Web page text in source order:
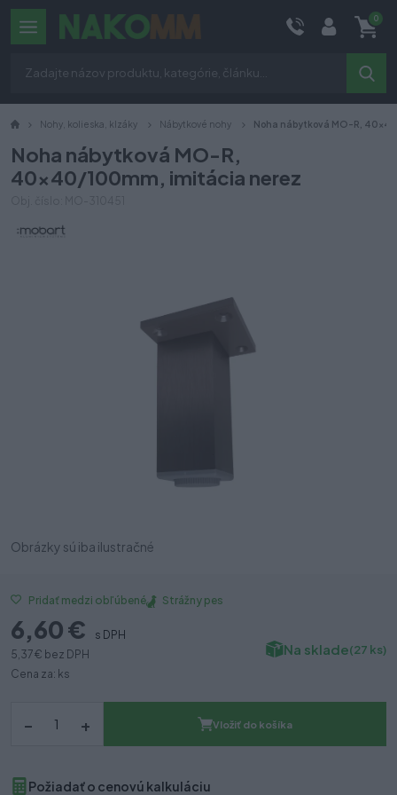
0
Nohy, kolieska, klzáky Nábytkové nohy Noha nábytková MO-R,
Noha nábytková MO-R,
40x40/100mm, imitácia nerez
Obrázky sú iba ilustračné
Pridať medzi obľúbené Strážny pes
6,60 €
s DPH
5,37 € bez DPH
Cena za: ks
Na sklade(27 ks)
– + Vložiť do košíka
Požiadať o cenovú kalkuláciu